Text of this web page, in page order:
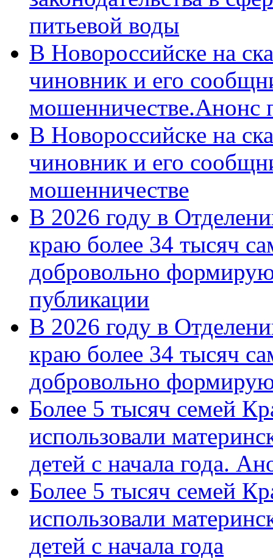
питьевой воды
В Новороссийске на
чиновник и его
мошенничестве.Анонс
В Новороссийске на
чиновник и его
мошенничестве
В 2026 году в
краю более 34 тысяч
добровольно
публикации
В 2026 году в
краю более 34 тысяч
добровольно
Более 5 тысяч семей
использовали
детей с начала года.
Более 5 тысяч семей
использовали
детей с начала года